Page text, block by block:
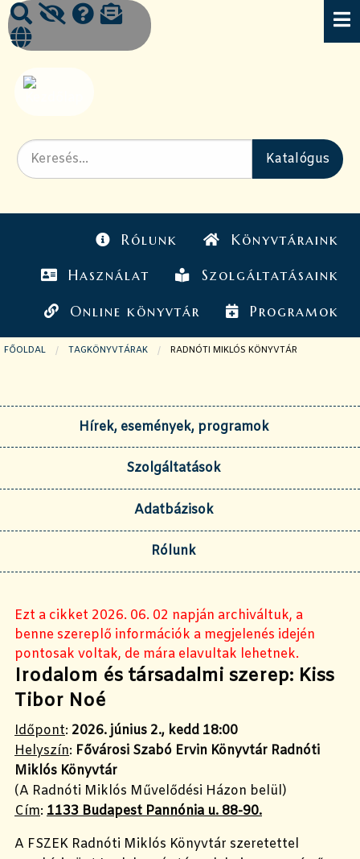
Rólunk Könyvtáraink
Használat Szolgáltatásaink
Online könyvtár Programok
FŐOLDAL TAGKÖNYVTÁRAK JELENLEGI OLDAL:
RADNÓTI MIKLÓS KÖNYVTÁR
Hírek, események, programok
Szolgáltatások
Adatbázisok
Rólunk
Ezt a cikket 2026. 06. 02 napján archiváltuk, a
benne szereplő információk a megjelenés idején
pontosak voltak, de mára elavultak lehetnek.
Irodalom és társadalmi szerep: Kiss
Tibor Noé
Időpont: 2026. június 2., kedd 18:00
Helyszín: Fővárosi Szabó Ervin Könyvtár Radnóti
Miklós Könyvtár
(A Radnóti Miklós Művelődési Házon belül)
Cím: 1133 Budapest Pannónia u. 88-90.
A FSZEK Radnóti Miklós Könyvtár szeretettel